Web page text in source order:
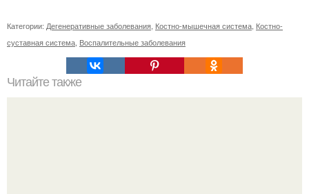
Категории: Дегенеративные заболевания Костно-мышечная система Костно-
суставная система Воспалительные заболевания
Читайте также